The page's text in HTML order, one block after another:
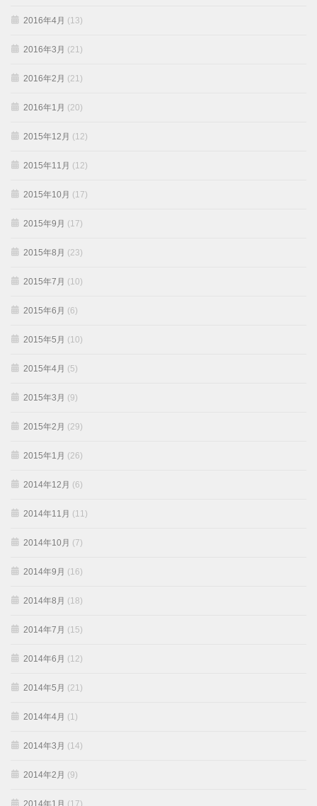
2016年4月 (13)
2016年3月 (21)
2016年2月 (21)
2016年1月 (20)
2015年12月 (12)
2015年11月 (12)
2015年10月 (17)
2015年9月 (17)
2015年8月 (23)
2015年7月 (10)
2015年6月 (6)
2015年5月 (10)
2015年4月 (5)
2015年3月 (9)
2015年2月 (29)
2015年1月 (26)
2014年12月 (6)
2014年11月 (11)
2014年10月 (7)
2014年9月 (16)
2014年8月 (18)
2014年7月 (15)
2014年6月 (12)
2014年5月 (21)
2014年4月 (1)
2014年3月 (14)
2014年2月 (9)